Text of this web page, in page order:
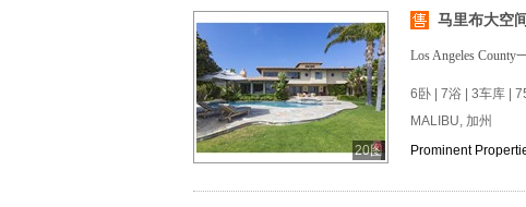
20图
马里布大空
Los Angeles County
6卧 | 7浴 | 3车库 |
MALIBU, 加州
Prominent